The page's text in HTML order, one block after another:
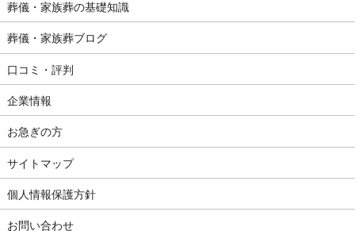
葬儀・家族葬の基礎知識
葬儀・家族葬ブログ
口コミ・評判
企業情報
お急ぎの方
サイトマップ
個人情報保護方針
お問い合わせ